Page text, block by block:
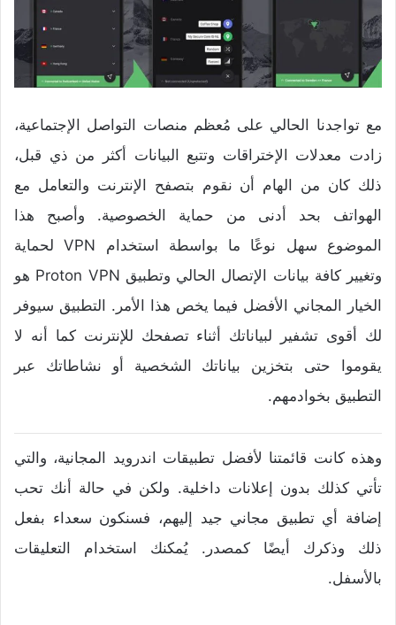
مع تواجدنا الحالي على مُعظم منصات التواصل الإجتماعية،
زادت معدلات الإختراقات وتتبع البيانات أكثر من ذي قبل،
ذلك كان من الهام أن نقوم بتصفح الإنترنت والتعامل مع
الهواتف بحد أدنى من حماية الخصوصية. وأصبح هذا
الموضوع سهل نوعًا ما بواسطة استخدام VPN لحماية
وتغيير كافة بيانات الإتصال الحالي وتطبيق Proton VPN هو
الخيار المجاني الأفضل فيما يخص هذا الأمر. التطبيق سيوفر
لك أقوى تشفير لبياناتك أثناء تصفحك للإنترنت كما أنه لا
يقوموا حتى بتخزين بياناتك الشخصية أو نشاطاتك عبر
التطبيق بخوادمهم.
وهذه كانت قائمتنا لأفضل تطبيقات اندرويد المجانية، والتي
تأتي كذلك بدون إعلانات داخلية. ولكن في حالة أنك تحب
إضافة أي تطبيق مجاني جيد إليهم، فسنكون سعداء بفعل
ذلك وذكرك أيضًا كمصدر. يُمكنك استخدام التعليقات
بالأسفل.